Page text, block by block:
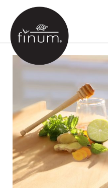
PRODUCTOS
VIDEOS
IDIOMAS